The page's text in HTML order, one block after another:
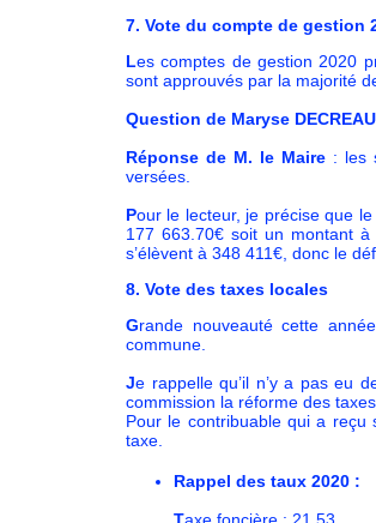
7. Vote du compte de gestion
Les comptes de gestion 2020
sont approuvés par la majorité
Question de Maryse
Réponse de M. le Maire : les
versées.
Pour le lecteur, je précise que
177 663.70€ soit un montant
s’élèvent à 348 411€, donc le
8. Vote des taxes locales
Grande nouveauté cette
commune.
Je rappelle qu’il n’y a pas eu
commission la réforme des
Pour le contribuable qui a reçu
taxe.
Rappel des taux 2020 :